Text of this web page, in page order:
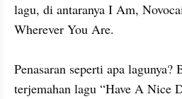
lagu, di antaranya I Am,
Wherever You Are.
Penasaran seperti apa
terjemahan lagu “Have A Nice